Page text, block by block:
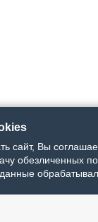
сайт, Вы
обезличенных